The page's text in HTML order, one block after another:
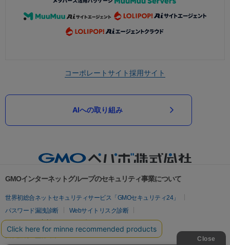
コーポレートサイト採用サイト
AIへの取り組み
GMOインターネットグループのセキュリティ事業について
世界初総合ネットセキュリティサービス「GMOセキュリティ24」
パスワード漏洩診断
Webサイトリスク診断
セキュリティ相談AIチャットボット
実在証明・盗聴対策